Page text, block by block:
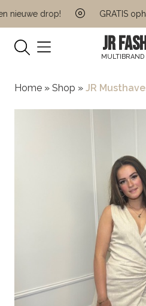
drop! GRATIS
JR
MULTIBRAND
Home » Shop » JR